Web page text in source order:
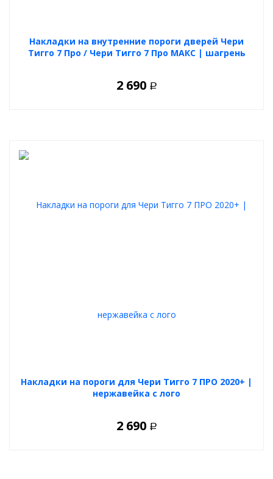
Накладки на внутренние пороги дверей Чери
Тигго 7 Про / Чери Тигго 7 Про МАКС | шагрень
2 690 Р
Накладки на пороги для Чери Тигго 7 ПРО 2020+ |
нержавейка с лого
2 690 Р